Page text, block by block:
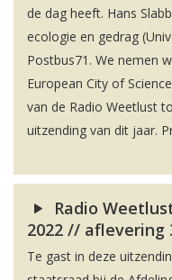
de dag heeft. Hans
ecologie en gedrag
Postbus71. We nemen
European City of
van de Radio Weetlust
uitzending van dit jaar.
Radio
2022 // aflevering
Te gast in deze